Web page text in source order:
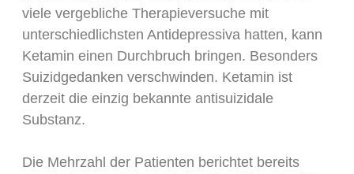
viele vergebliche Therapieversuche mit
unterschiedlichsten Antidepressiva hatten, kann
Ketamin einen Durchbruch bringen. Besonders
Suizidgedanken verschwinden. Ketamin ist
derzeit die einzig bekannte antisuizidale
Substanz.
Die Mehrzahl der Patienten berichtet bereits